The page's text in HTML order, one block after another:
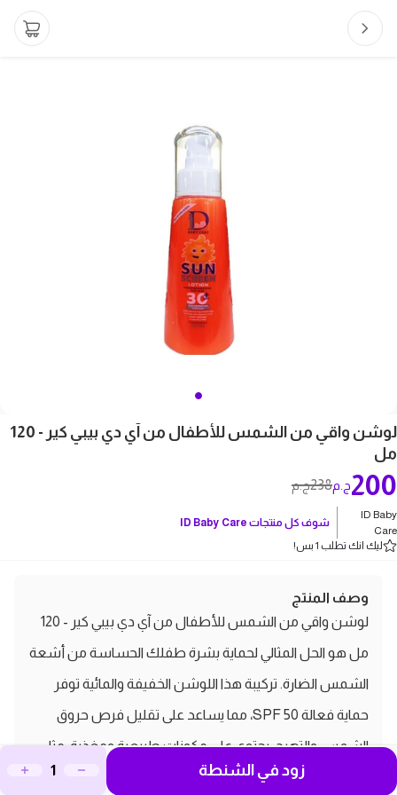
لوشن واقي من الشمس للأطفال من آي دي بيبي كير - 120
مل
238ج.م 200ج.م
ID Baby
Care
شوف كل منتجات ID Baby Care
ليك انك تطلب 1 بس!
وصف المنتج
لوشن واقي من الشمس للأطفال من آي دي بيبي كير - 120
مل هو الحل المثالي لحماية بشرة طفلك الحساسة من أشعة
الشمس الضارة. تركيبة هذا اللوشن الخفيفة والمائية توفر
حماية فعالة SPF 50، مما يساعد على تقليل فرص حروق
الشمس والتهيج. يحتوي على مكونات طبيعية ومغذية، مثل
الألوة فيرا وزيت جوز الهند، التي تساهم في ترطيب البشرة
زود في الشنطة